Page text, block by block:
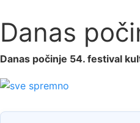
Danas
Danas počinje 54. festival